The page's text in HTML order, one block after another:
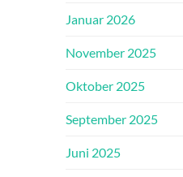
Januar 2026
November 2025
Oktober 2025
September 2025
Juni 2025